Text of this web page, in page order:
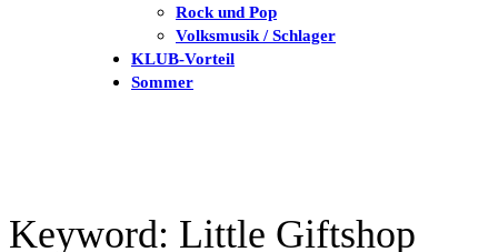
Rock und Pop
Volksmusik / Schlager
KLUB-Vorteil
Sommer
Keyword: Little Giftshop